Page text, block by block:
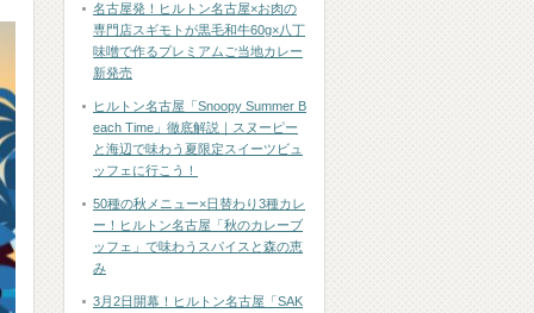
名古屋発！ヒルトン名古屋×お肉の
専門店スギモトが黒毛和牛60g×八丁
味噌で作るプレミアムご当地カレー
新発売
ヒルトン名古屋「Snoopy Summer B
each Time」徹底解説｜スヌーピー
と海辺で味わう夏限定スイーツビュ
ッフェに行こう！
50種の秋メニュー×日替わり3種カレ
ー！ヒルトン名古屋「秋のカレーブ
ッフェ」で味わうスパイスと森の恵
み
3月2日開幕！ヒルトン名古屋「SAK